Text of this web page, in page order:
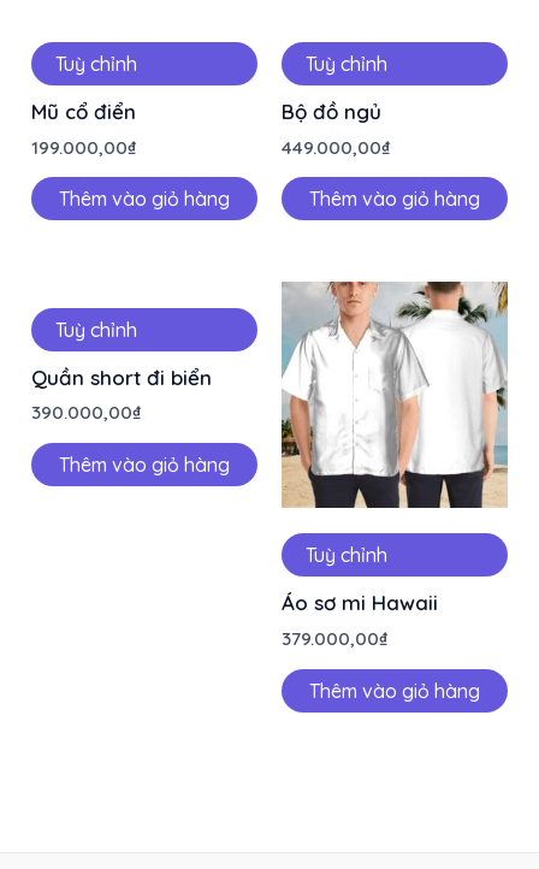
Tuỳ chỉnh
Mũ cổ điển
199.000,00₫
Thêm vào giỏ hàng
Tuỳ chỉnh
Bộ đồ ngủ
449.000,00₫
Thêm vào giỏ hàng
Tuỳ chỉnh
Quần short đi biển
390.000,00₫
Thêm vào giỏ hàng
Tuỳ chỉnh
Áo sơ mi Hawaii
379.000,00₫
Thêm vào giỏ hàng